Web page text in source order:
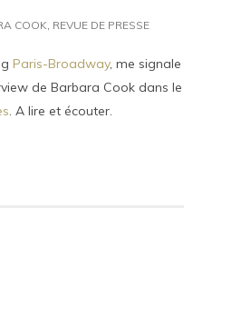
COOK, REVUE DE PRESSE
Paris-Broadway, me signale
de Barbara Cook dans le
. A lire et écouter.